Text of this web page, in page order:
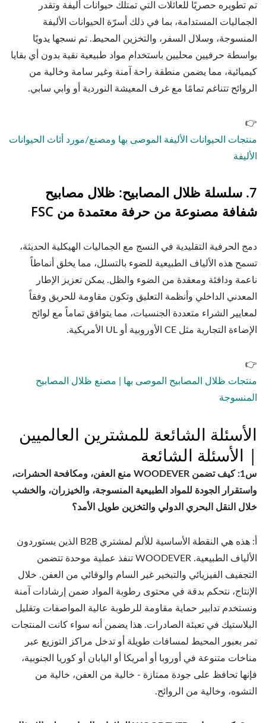
تم تطويره حصريًا للعائلات التي تمتلك حيوانات أليفة وتقدر
الجماليات المستدامة، بما في ذلك أسرّة الحيوانات الأليفة
المنسوجة، وسلال السفر، والتخزين المحيط. تم نسجها يدويًا
بواسطة حرفيين محليين باستخدام مواد طبيعية نقية بدون أي بقايا
كيميائية، مما يضمن منطقة راحة آمنة وغير سامة وخالية من
الروائح تتناغم تمامًا مع غرف المعيشة النوردية أو وابي سابي.
👉
منتجات الحيوانات الأليفة الموصى بها ومصنع/مورد أثاث الحيوانات
الأليفة
7. سلسلة ظلال المصابيح: ظلال مصابيح
شفافة مصنوعة من حرفة معتمدة من FSC
دمج الحرفية التقليدية في النسج مع الجماليات الهيكلية الحديثة،
تسمح هذه الألياف الطبيعية للضوء بالتسلل، مما يخلق أنماطاً
ناعمة ودافئة ومعقدة من الضوء والظل. يمكن تعزيز الإطار
المعدني الداخلي وأنظمة التعليق وتكون مقاومة للحريق وفقاً
لمعايير الشراء متعددة الجنسيات، مما يتوافق تماماً مع لوائح
الإضاءة التجارية مثل CE الأوروبية أو UL الأمريكية.
👉
منتجات ظلال المصابيح الموصى بها | مصنع ظلال المصابيح
المنسوجة
الأسئلة الشائعة للمشترين العالميين
| الأسئلة الشائعة
س1: كيف تضمن WOODEVER منع العفن، ومكافحة الحشرات،
واستقرار الجودة للمواد الطبيعية المنسوجة، والخيزران، والخشب
خلال النقل البحري الدولي والتخزين طويل الأمد؟
أ: هذه هي النقطة الأساسية للألم لمشتري B2B الذين يستوردون
الألياف الطبيعية. WOODEVER تنفذ عملية موحدة تتضمن
التجفيف الفيزيائي والتبخير غير السام والوقائي من العفن. خلال
الإنتاج، نتحكم بدقة في محتوى رطوبة المواد ضمن إرشادات آمنة
ونستخدم تدابير حماية مقاومة للرطوبة عالية المواصفات وتقليل
البلاستيك في تعبئة الصادرات. هذا يضمن أنه سواء كانت المنتجات
تمر بعبور المحيط لمسافات طويلة أو تدخل مراكز التوزيع عبر
مناخات متنوعة في أوروبا أو أمريكا أو اليابان أو كوريا الجنوبية،
فإنها تحافظ على جودة ممتازة - خالية من العفن، خالية من
التشوه، وخالية من الروائح.